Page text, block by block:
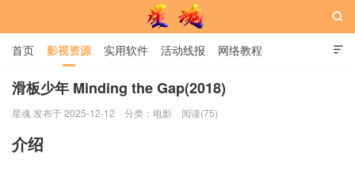

首页 影视资源 实用软件 活动线报 网络教程
用户中心 书籍 娱乐

滑板少年 Minding the Gap(2018)
星魂 发布于 2025-12-12 分类： 电影 阅读(75)
介绍